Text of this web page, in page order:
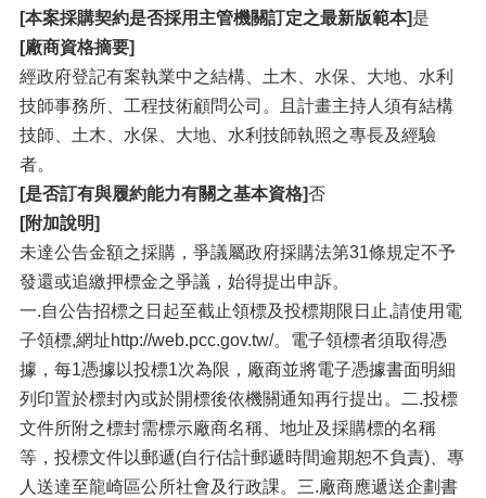
[本案採購契約是否採用主管機關訂定之最新版範本]是
[廠商資格摘要]
經政府登記有案執業中之結構、土木、水保、大地、水利
技師事務所、工程技術顧問公司。且計畫主持人須有結構
技師、土木、水保、大地、水利技師執照之專長及經驗
者。
[是否訂有與履約能力有關之基本資格]否
[附加說明]
未達公告金額之採購，爭議屬政府採購法第31條規定不予
發還或追繳押標金之爭議，始得提出申訴。
一.自公告招標之日起至截止領標及投標期限日止,請使用電
子領標,網址http://web.pcc.gov.tw/。電子領標者須取得憑
據，每1憑據以投標1次為限，廠商並將電子憑據書面明細
列印置於標封內或於開標後依機關通知再行提出。二.投標
文件所附之標封需標示廠商名稱、地址及採購標的名稱
等，投標文件以郵遞(自行估計郵遞時間逾期恕不負責)、專
人送達至龍崎區公所社會及行政課。三.廠商應遞送企劃書